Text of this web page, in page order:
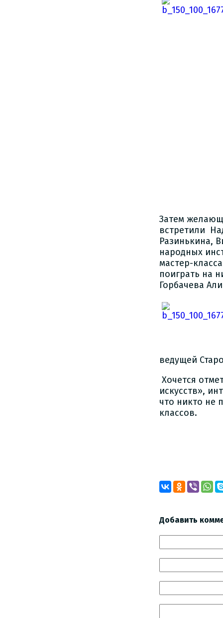
Затем
встретили
Разинькина,
народных
мастер-
поиграть на
Горбачева
ведущей
Хочется
искусств»,
что никто не
Добавить